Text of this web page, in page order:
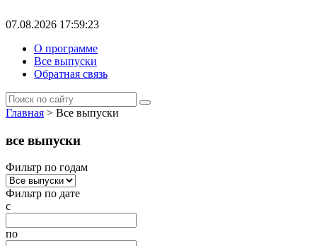
07.08.2026 17:59:23
О программе
Все выпуски
Обратная связь
Главная > Все выпуски
все выпуски
Фильтр по годам
Фильтр по дате
с
по